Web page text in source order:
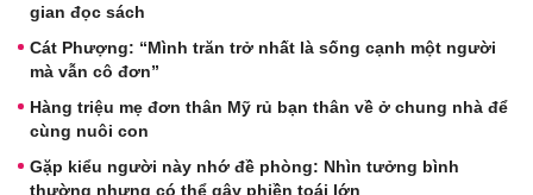
gian đọc sách
Cát Phượng: “Mình trăn trở nhất là sống cạnh một người
mà vẫn cô đơn”
Hàng triệu mẹ đơn thân Mỹ rủ bạn thân về ở chung nhà để
cùng nuôi con
Gặp kiểu người này nhớ đề phòng: Nhìn tưởng bình
thường nhưng có thể gây phiền toái lớn